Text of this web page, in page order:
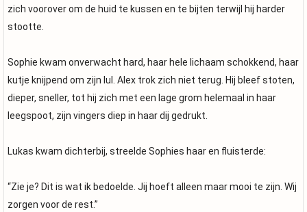
zich voorover om de huid te kussen en te bijten terwijl hij harder
stootte.
Sophie kwam onverwacht hard, haar hele lichaam schokkend, haar
kutje knijpend om zijn lul. Alex trok zich niet terug. Hij bleef stoten,
dieper, sneller, tot hij zich met een lage grom helemaal in haar
leegspoot, zijn vingers diep in haar dij gedrukt.
Lukas kwam dichterbij, streelde Sophies haar en fluisterde:
“Zie je? Dit is wat ik bedoelde. Jij hoeft alleen maar mooi te zijn. Wij
zorgen voor de rest.”